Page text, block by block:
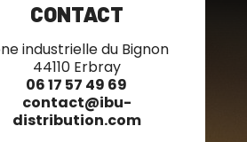
CONTACT
industrielle du Bignon
44110 Erbray
06 17 57 49 69
contact@ibu-
distribution.com